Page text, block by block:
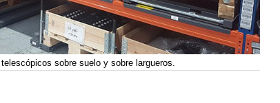
sobre suelo y sobre largueros.